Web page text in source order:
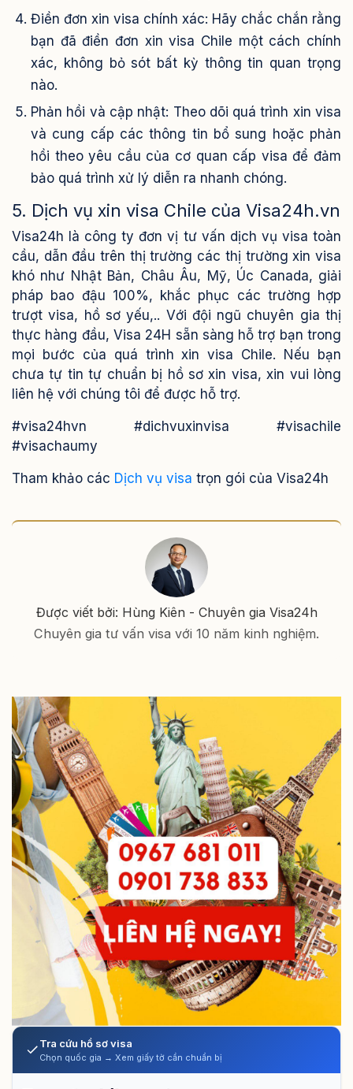
Điền đơn xin visa chính xác: Hãy chắc chắn rằng
bạn đã điền đơn xin visa Chile một cách chính
xác, không bỏ sót bất kỳ thông tin quan trọng
nào.
Phản hồi và cập nhật: Theo dõi quá trình xin visa
và cung cấp các thông tin bổ sung hoặc phản
hồi theo yêu cầu của cơ quan cấp visa để đảm
bảo quá trình xử lý diễn ra nhanh chóng.
5. Dịch vụ xin visa Chile của Visa24h.vn
Visa24h là công ty đơn vị tư vấn dịch vụ visa toàn
cầu, dẫn đầu trên thị trường các thị trường xin visa
khó như Nhật Bản, Châu Âu, Mỹ, Úc Canada, giải
pháp bao đậu 100%, khắc phục các trường hợp
trượt visa, hồ sơ yếu,.. Với đội ngũ chuyên gia thị
thực hàng đầu, Visa 24H sẵn sàng hỗ trợ bạn trong
mọi bước của quá trình xin visa Chile. Nếu bạn
chưa tự tin tự chuẩn bị hồ sơ xin visa, xin vui lòng
liên hệ với chúng tôi để được hỗ trợ.
#visa24hvn #dichvuxinvisa #visachile
#visachaumy
Tham khảo các Dịch vụ visa trọn gói của Visa24h
Được viết bởi: Hùng Kiên - Chuyên gia Visa24h
Chuyên gia tư vấn visa với 10 năm kinh nghiệm.
Tra cứu hồ sơ visa
Chọn quốc gia → Xem giấy tờ cần chuẩn bị